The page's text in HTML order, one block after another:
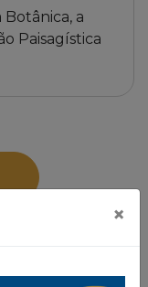
a
Paisagística
×